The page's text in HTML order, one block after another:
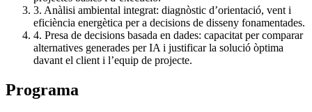
3. Anàlisi ambiental integrat: diagnòstic d’orientació, vent i
eficiència energètica per a decisions de disseny fonamentades.
4. Presa de decisions basada en dades: capacitat per comparar
alternatives generades per IA i justificar la solució òptima
davant el client i l’equip de projecte.
Programa